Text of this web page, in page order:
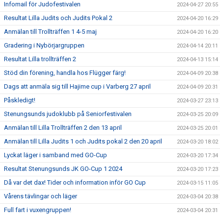
Infomail för Judofestivalen 2024-04-27 20:55
Resultat Lilla Judits och Judits Pokal 2 2024-04-20 16:29
Anmälan till Trollträffen 1 4-5 maj 2024-04-20 16:20
Gradering i Nybörjargruppen 2024-04-14 20:11
Resultat Lilla trollträffen 2 2024-04-13 15:14
Stöd din förening, handla hos Flügger färg! 2024-04-09 20:38
Dags att anmäla sig till Hajime cup i Varberg 27 april 2024-04-09 20:31
Påskledigt! 2024-03-27 23:13
Stenungsunds judoklubb på Seniorfestivalen 2024-03-25 20:09
Anmälan till Lilla Trollträffen 2 den 13 april 2024-03-25 20:01
Anmälan till Lilla Judits 1 och Judits pokal 2 den 20 april 2024-03-20 18:02
Lyckat läger i samband med GO-Cup 2024-03-20 17:34
Resultat Stenungsunds JK GO-Cup 1 2024 2024-03-20 17:23
Då var det dax! Tider och information inför GO Cup 2024-03-15 11:05
Vårens tävlingar och läger 2024-03-04 20:38
Full fart i vuxengruppen! 2024-03-04 20:31